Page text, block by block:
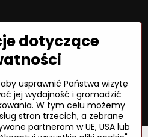
autorskie
prywatności
prywatnościStatus zamówienia
dotyczące
usprawnić Państwa wizytę
jej wydajność i gromadzić
W tym celu możemy
stron trzecich, a zebrane
partnerom w UE, USA lub